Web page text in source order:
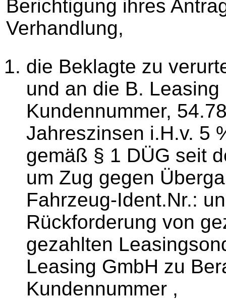
Berichtigung ihres
Verhandlung,
die Beklagte zu
und an die B.
Kundennummer,
Jahreszinsen i.H.v. 5
gemäß § 1 DÜG seit
um Zug gegen
Fahrzeug-Ident.Nr.:
Rückforderung von
gezahlten
Leasing GmbH zu
Kundennummer ,